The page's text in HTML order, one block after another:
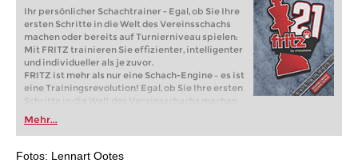
Ihr persönlicher Schachtrainer - Egal, ob Sie Ihre
ersten Schritte in die Welt des Vereinsschachs
machen oder bereits auf Turnierniveau spielen:
Mit FRITZ trainieren Sie effizienter, intelligenter
und individueller als je zuvor.
FRITZ ist mehr als nur eine Schach-Engine – es ist
eine Trainingsrevolution! Egal, ob Sie Ihre ersten
Schritte in die Welt des Vereinsschachs machen
oder bereits auf Turnierniveau spielen: Mit
FRITZ trainieren Sie effizienter, intelligenter und
individueller als je zuvor.
Mehr...
Fotos: Lennart Ootes